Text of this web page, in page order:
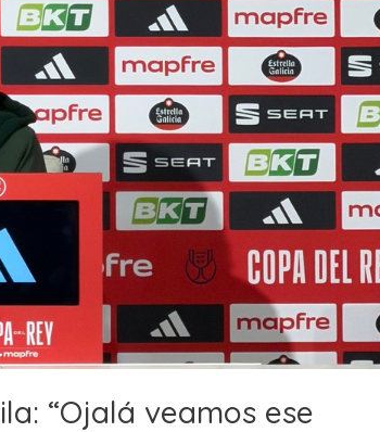
“Ojalá veamos ese